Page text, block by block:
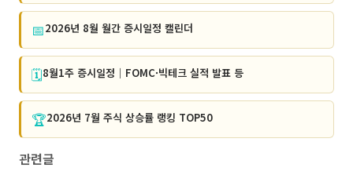
📅2026년 8월 월간 증시일정 캘린더
🗓️8월1주 증시일정｜FOMC·빅테크 실적 발표 등
🏆2026년 7월 주식 상승률 랭킹 TOP50
관련글